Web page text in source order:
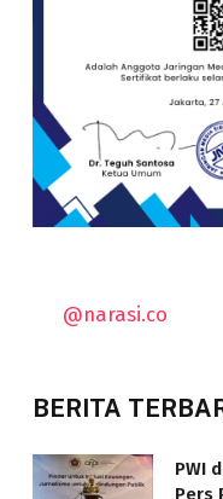
@narasi.co
BERITA
PWI
Pers